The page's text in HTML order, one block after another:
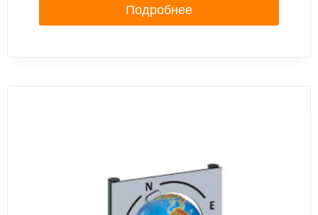
Подробнее